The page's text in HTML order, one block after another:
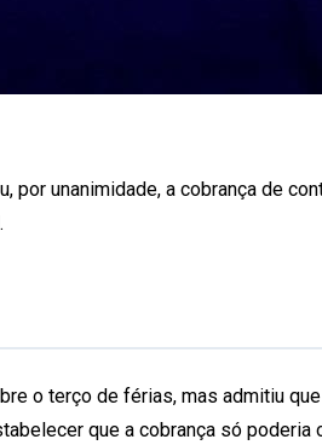
por unanimidade, a cobrança de
o terço de férias, mas admitiu
que a cobrança só